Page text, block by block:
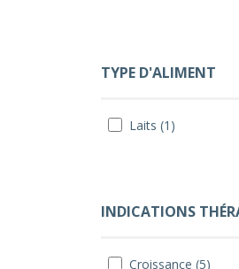
TYPE D'ALIMENT
Laits (1)
INDICATIONS
Croissance (5)